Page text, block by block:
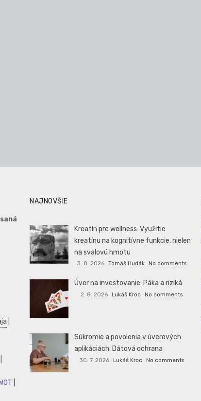
NAJNOVŠIE
Kreatín pre wellness: Využitie
kreatínu na kognitívne funkcie, nielen
na svalovú hmotu
3. 8. 2026 Tomáš Hudák No comments
Úver na investovanie: Páka a riziká
2. 8. 2026 Lukáš Kroc No comments
Súkromie a povolenia v úverových
aplikáciách: Dátová ochrana
30. 7. 2026 Lukáš Kroc No comments